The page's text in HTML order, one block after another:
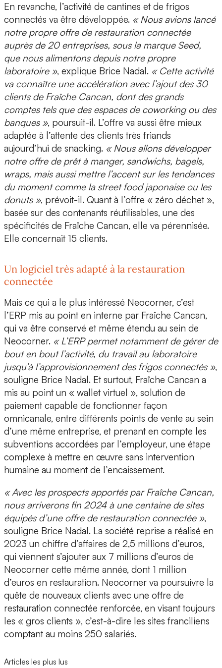
En revanche, l’activité de cantines et de frigos
connectés va être développée. « Nous avions lancé
notre propre offre de restauration connectée
auprès de 20 entreprises, sous la marque Seed,
que nous alimentons depuis notre propre
laboratoire », explique Brice Nadal. « Cette activité
va connaître une accélération avec l’ajout des 30
clients de Fraîche Cancan, dont des grands
comptes tels que des espaces de coworking ou des
banques », poursuit-il. L’offre va aussi être mieux
adaptée à l’attente des clients très friands
aujourd’hui de snacking. « Nous allons développer
notre offre de prêt à manger, sandwichs, bagels,
wraps, mais aussi mettre l’accent sur les tendances
du moment comme la street food japonaise ou les
donuts », prévoit-il. Quant à l’offre « zéro déchet »,
basée sur des contenants réutilisables, une des
spécificités de Fraîche Cancan, elle va pérennisée.
Elle concernait 15 clients.
Un logiciel très adapté à la restauration
connectée
Mais ce qui a le plus intéressé Neocorner, c’est
l’ERP mis au point en interne par Fraîche Cancan,
qui va être conservé et même étendu au sein de
Neocorner. « L’ERP permet notamment de gérer de
bout en bout l’activité, du travail au laboratoire
jusqu’à l’approvisionnement des frigos connectés »,
souligne Brice Nadal. Et surtout, Fraîche Cancan a
mis au point un « wallet virtuel », solution de
paiement capable de fonctionner façon
omnicanale, entre différents points de vente au sein
d’une même entreprise, et prenant en compte les
subventions accordées par l’employeur, une étape
complexe à mettre en œuvre sans intervention
humaine au moment de l’encaissement.
« Avec les prospects apportés par Fraîche Cancan,
nous arriverons fin 2024 à une centaine de sites
équipés d’une offre de restauration connectée »,
souligne Brice Nadal. La société reprise a réalisé en
2023 un chiffre d’affaires de 2,5 millions d’euros,
qui viennent s’ajouter aux 7 millions d’euros de
Neocorner cette même année, dont 1 million
d’euros en restauration. Neocorner va poursuivre la
quête de nouveaux clients avec une offre de
restauration connectée renforcée, en visant toujours
les « gros clients », c’est-à-dire les sites franciliens
comptant au moins 250 salariés.
Articles les plus lus